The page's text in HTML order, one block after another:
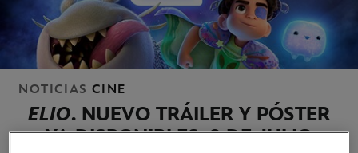
NOTICIAS CINE
ELIO. NUEVO TRÁILER Y PÓSTER
YA DISPONIBLES. 9 DE JULIO